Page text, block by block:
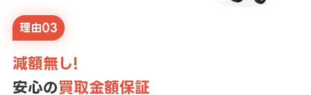
理由03
減額無し!
安心の買取金額保証